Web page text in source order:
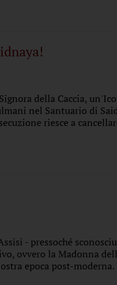
della Caccia,
nel Santuario di
riesce a
- pressoché
ovvero la Madonna
epoca post-